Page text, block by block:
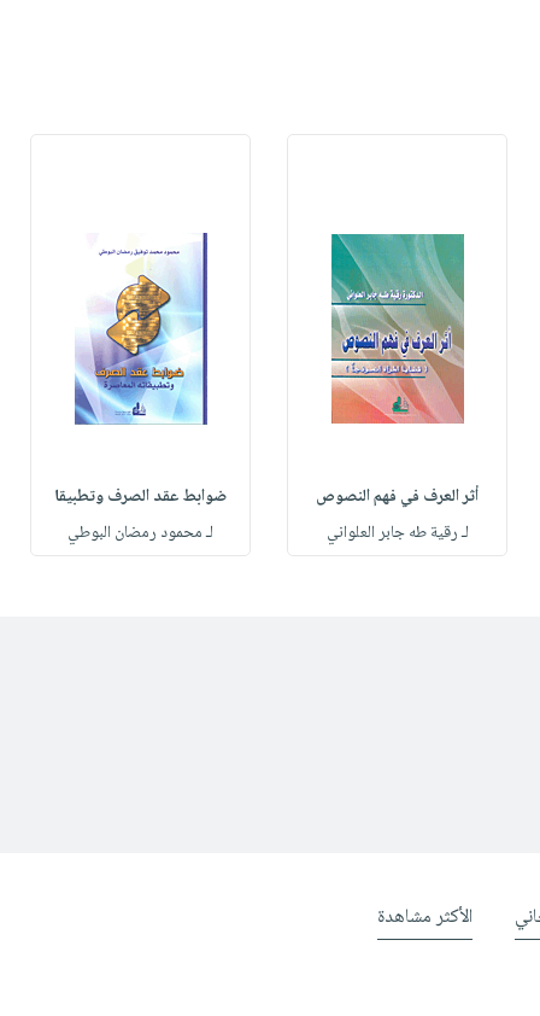
أثر العرف في فهم النصوص
لـ رقية طه جابر العلواني
ضوابط عقد الصرف وتطبيقا
لـ محمود رمضان البوطي
الأكثر مشاهدة